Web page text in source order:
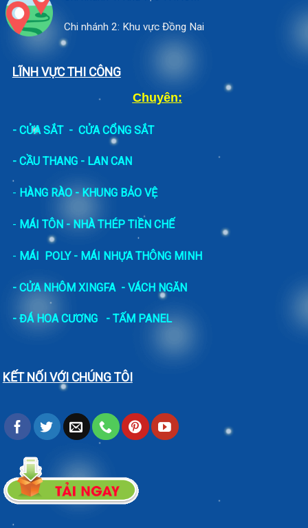
Chi nhánh 2: Khu vực Đồng Nai
LĨNH VỰC THI CÔNG
Chuyên:
- CỬA SẮT- CỬA CỔNG SẮT
- CẦU THANG - LAN CAN
- HÀNG RÀO - KHUNG BẢO VỆ
- MÁI TÔN - NHÀ THÉP TIỀN CHẾ
- MÁI POLY - MÁI NHỰA THÔNG MINH
- CỬA NHÔM XINGFA - VÁCH NGĂN
- ĐÁ HOA CƯƠNG - TẤM PANEL
KẾT NỐI VỚI CHÚNG TÔI